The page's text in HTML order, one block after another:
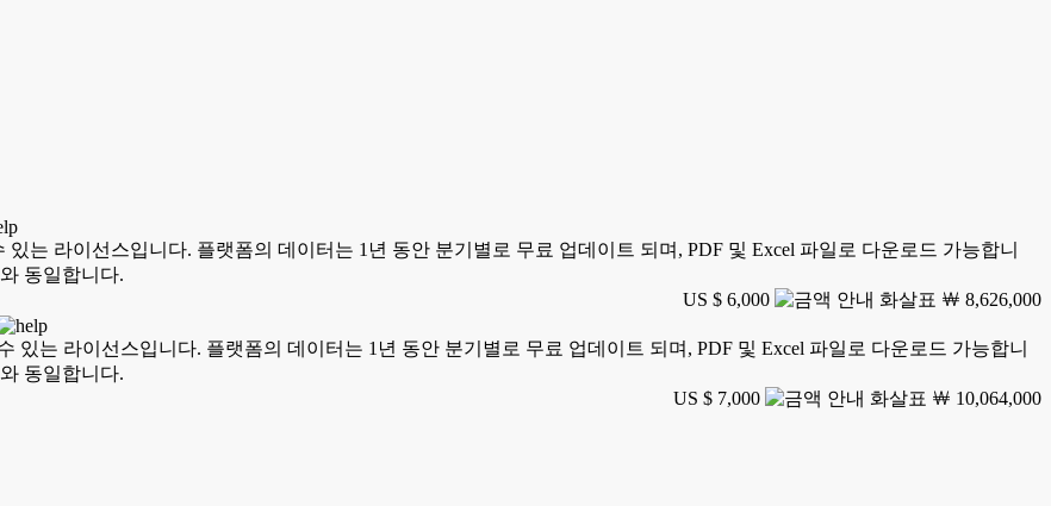
는 라이선스입니다. 플랫폼의 데이터는 1년 동안 분기별로 무료 업데이트 되며, PDF 및 Excel 파일로 다운로드 가능합니
동일합니다.
US $ 6,000
￦ 8,626,000
있는 라이선스입니다. 플랫폼의 데이터는 1년 동안 분기별로 무료 업데이트 되며, PDF 및 Excel 파일로 다운로드 가능합니
동일합니다.
US $ 7,000
￦ 10,064,000